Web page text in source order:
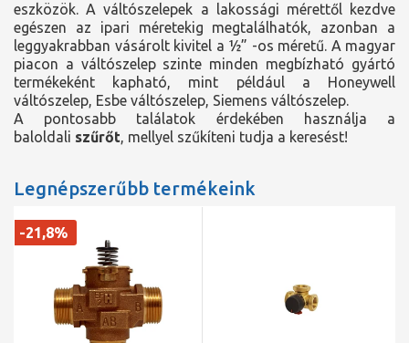
eszközök. A váltószelepek a lakossági mérettől kezdve
egészen az ipari méretekig megtalálhatók, azonban a
leggyakrabban vásárolt kivitel a ½” -os méretű. A magyar
piacon a váltószelep szinte minden megbízható gyártó
termékeként kapható, mint például a Honeywell
váltószelep, Esbe váltószelep, Siemens váltószelep.
A pontosabb találatok érdekében használja a
baloldali szűrőt, mellyel szűkíteni tudja a keresést!
Legnépszerűbb termékeink
-21,8%